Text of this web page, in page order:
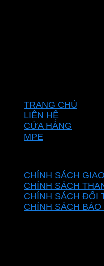
TRANG CHỦ
LIÊN HỆ
CỬA HÀNG
MPE
CHÍNH SÁCH
CHÍNH SÁCH
CHÍNH SÁCH ĐỔI
CHÍNH SÁCH